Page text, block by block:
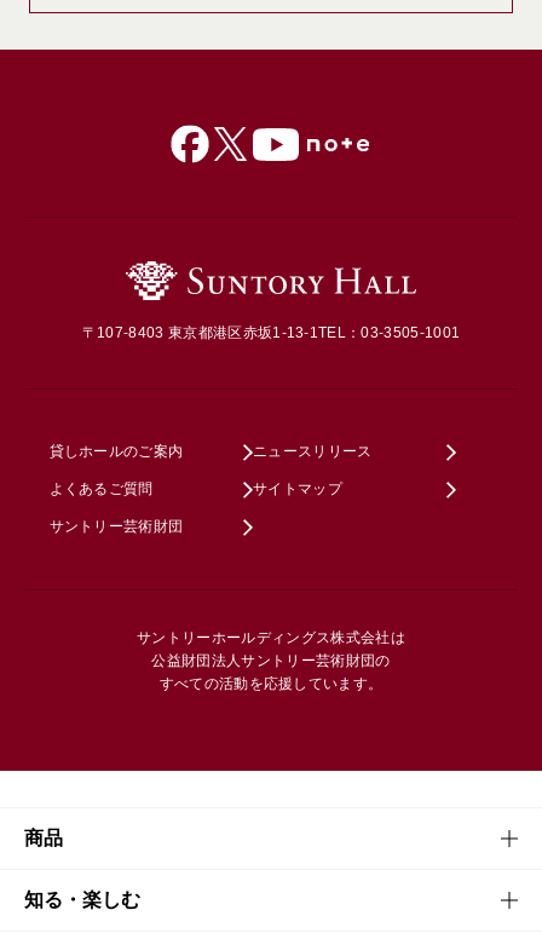
〒107-8403 東京都港区赤坂1-13-1TEL：03-3505-1001
貸しホールのご案内 ニュースリリース
よくあるご質問 サイトマップ
サントリー芸術財団
サントリーホールディングス株式会社は
公益財団法人サントリー芸術財団の
すべての活動を応援しています。
商品
商品TOP
知る・楽しむ